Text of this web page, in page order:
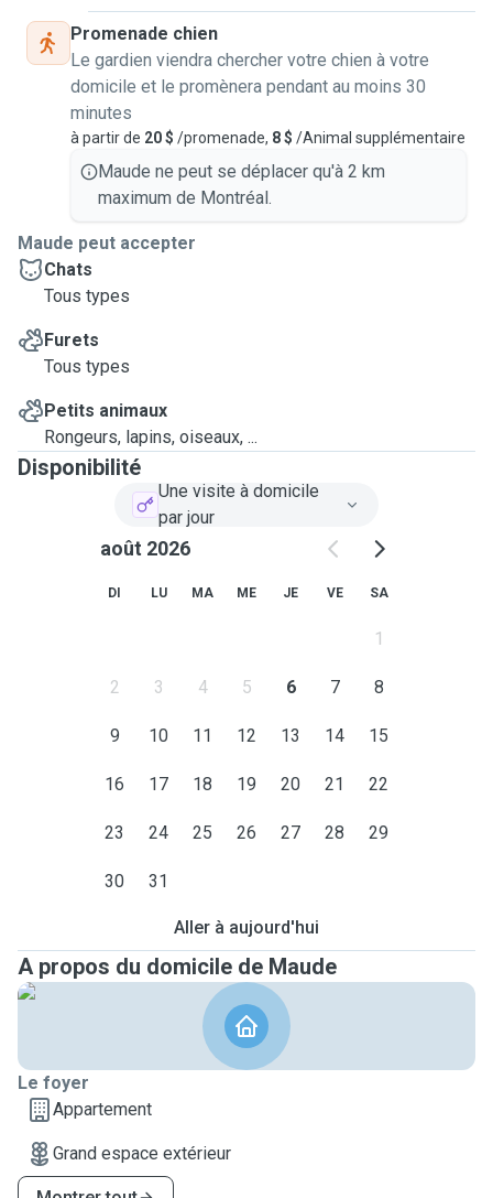
Promenade chien
Le gardien viendra chercher votre chien à votre
domicile et le promènera pendant au moins 30
minutes
à partir de 20 $ /promenade, 8 $ /Animal supplémentaire
Maude ne peut se déplacer qu'à 2 km
maximum de Montréal.
Maude peut accepter
Chats
Tous types
Furets
Tous types
Petits animaux
Rongeurs, lapins, oiseaux, ...
Disponibilité
Une visite à domicile
par jour
août 2026
DI LU MA ME JE VE SA
1
2 3 4 5 6 7 8
9 10 11 12 13 14 15
16 17 18 19 20 21 22
23 24 25 26 27 28 29
30 31
Aller à aujourd'hui
A propos du domicile de Maude
Le foyer
Appartement
Grand espace extérieur